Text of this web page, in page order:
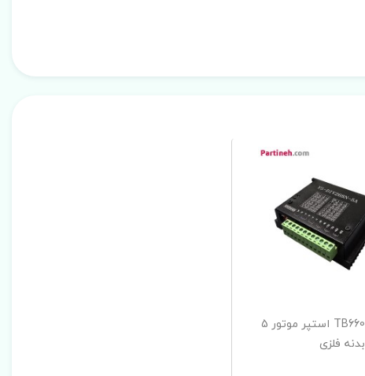
درایور TB6600 استپر موتور 5
فلزی